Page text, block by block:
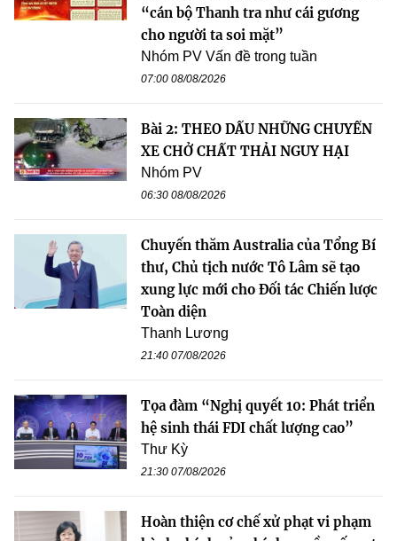
“cán bộ Thanh tra như cái gương
cho người ta soi mặt”
Nhóm PV Vấn đề trong tuần
07:00 08/08/2026
Bài 2: THEO DẤU NHỮNG CHUYẾN
XE CHỞ CHẤT THẢI NGUY HẠI
Nhóm PV
06:30 08/08/2026
Chuyến thăm Australia của Tổng Bí
thư, Chủ tịch nước Tô Lâm sẽ tạo
xung lực mới cho Đối tác Chiến lược
Toàn diện
Thanh Lương
21:40 07/08/2026
Tọa đàm “Nghị quyết 10: Phát triển
hệ sinh thái FDI chất lượng cao”
Thư Kỳ
21:30 07/08/2026
Hoàn thiện cơ chế xử phạt vi phạm